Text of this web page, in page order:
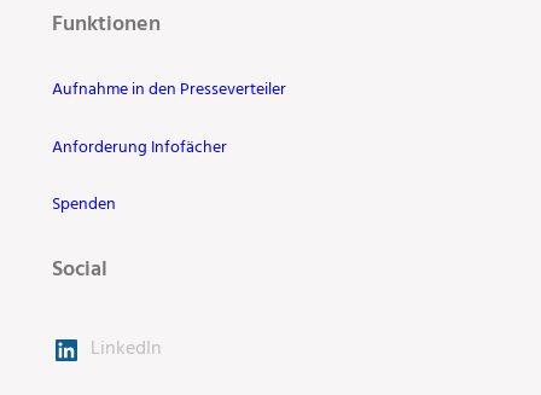
Funktionen
Aufnahme in den Presseverteiler
Anforderung Infofächer
Spenden
Social
LinkedIn